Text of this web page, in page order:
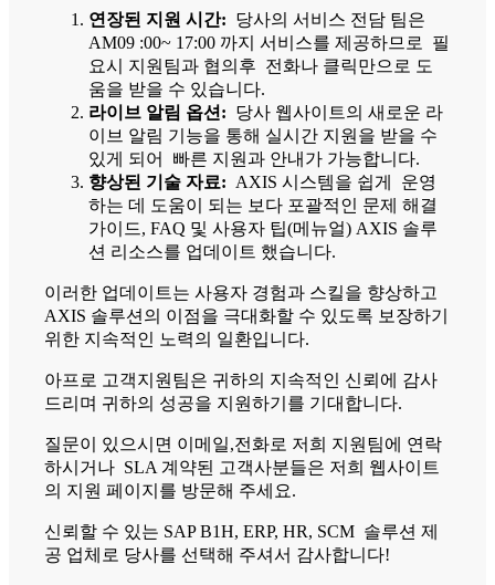
연장된 지원 시간: 당사의 서비스 전담 팀은
AM09 :00~ 17:00 까지 서비스를 제공하므로 필
요시 지원팀과 협의후 전화나 클릭만으로 도
움을 받을 수 있습니다.
라이브 알림 옵션: 당사 웹사이트의 새로운 라
이브 알림 기능을 통해 실시간 지원을 받을 수
있게 되어 빠른 지원과 안내가 가능합니다.
향상된 기술 자료: AXIS 시스템을 쉽게 운영
하는 데 도움이 되는 보다 포괄적인 문제 해결
가이드, FAQ 및 사용자 팁(메뉴얼) AXIS 솔루
션 리소스를 업데이트 했습니다.
이러한 업데이트는 사용자 경험과 스킬을 향상하고
AXIS 솔루션의 이점을 극대화할 수 있도록 보장하기
위한 지속적인 노력의 일환입니다.
아프로 고객지원팀은 귀하의 지속적인 신뢰에 감사
드리며 귀하의 성공을 지원하기를 기대합니다.
질문이 있으시면 이메일,전화로 저희 지원팀에 연락
하시거나 SLA 계약된 고객사분들은 저희 웹사이트
의 지원 페이지를 방문해 주세요.
신뢰할 수 있는 SAP B1H, ERP, HR, SCM 솔루션 제
공 업체로 당사를 선택해 주셔서 감사합니다!